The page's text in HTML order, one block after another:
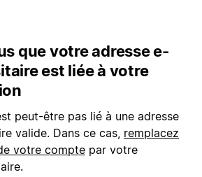
que votre adresse e-
est liée à votre
peut-être pas lié à une adresse
valide. Dans ce cas, remplacez
votre compte par votre